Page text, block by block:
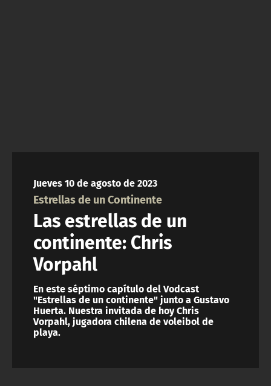
Jueves 10 de agosto de 2023
Estrellas de un Continente
Las estrellas de un
continente: Chris
Vorpahl
En este séptimo capítulo del Vodcast
"Estrellas de un continente" junto a Gustavo
Huerta. Nuestra invitada de hoy Chris
Vorpahl, jugadora chilena de voleibol de
playa.